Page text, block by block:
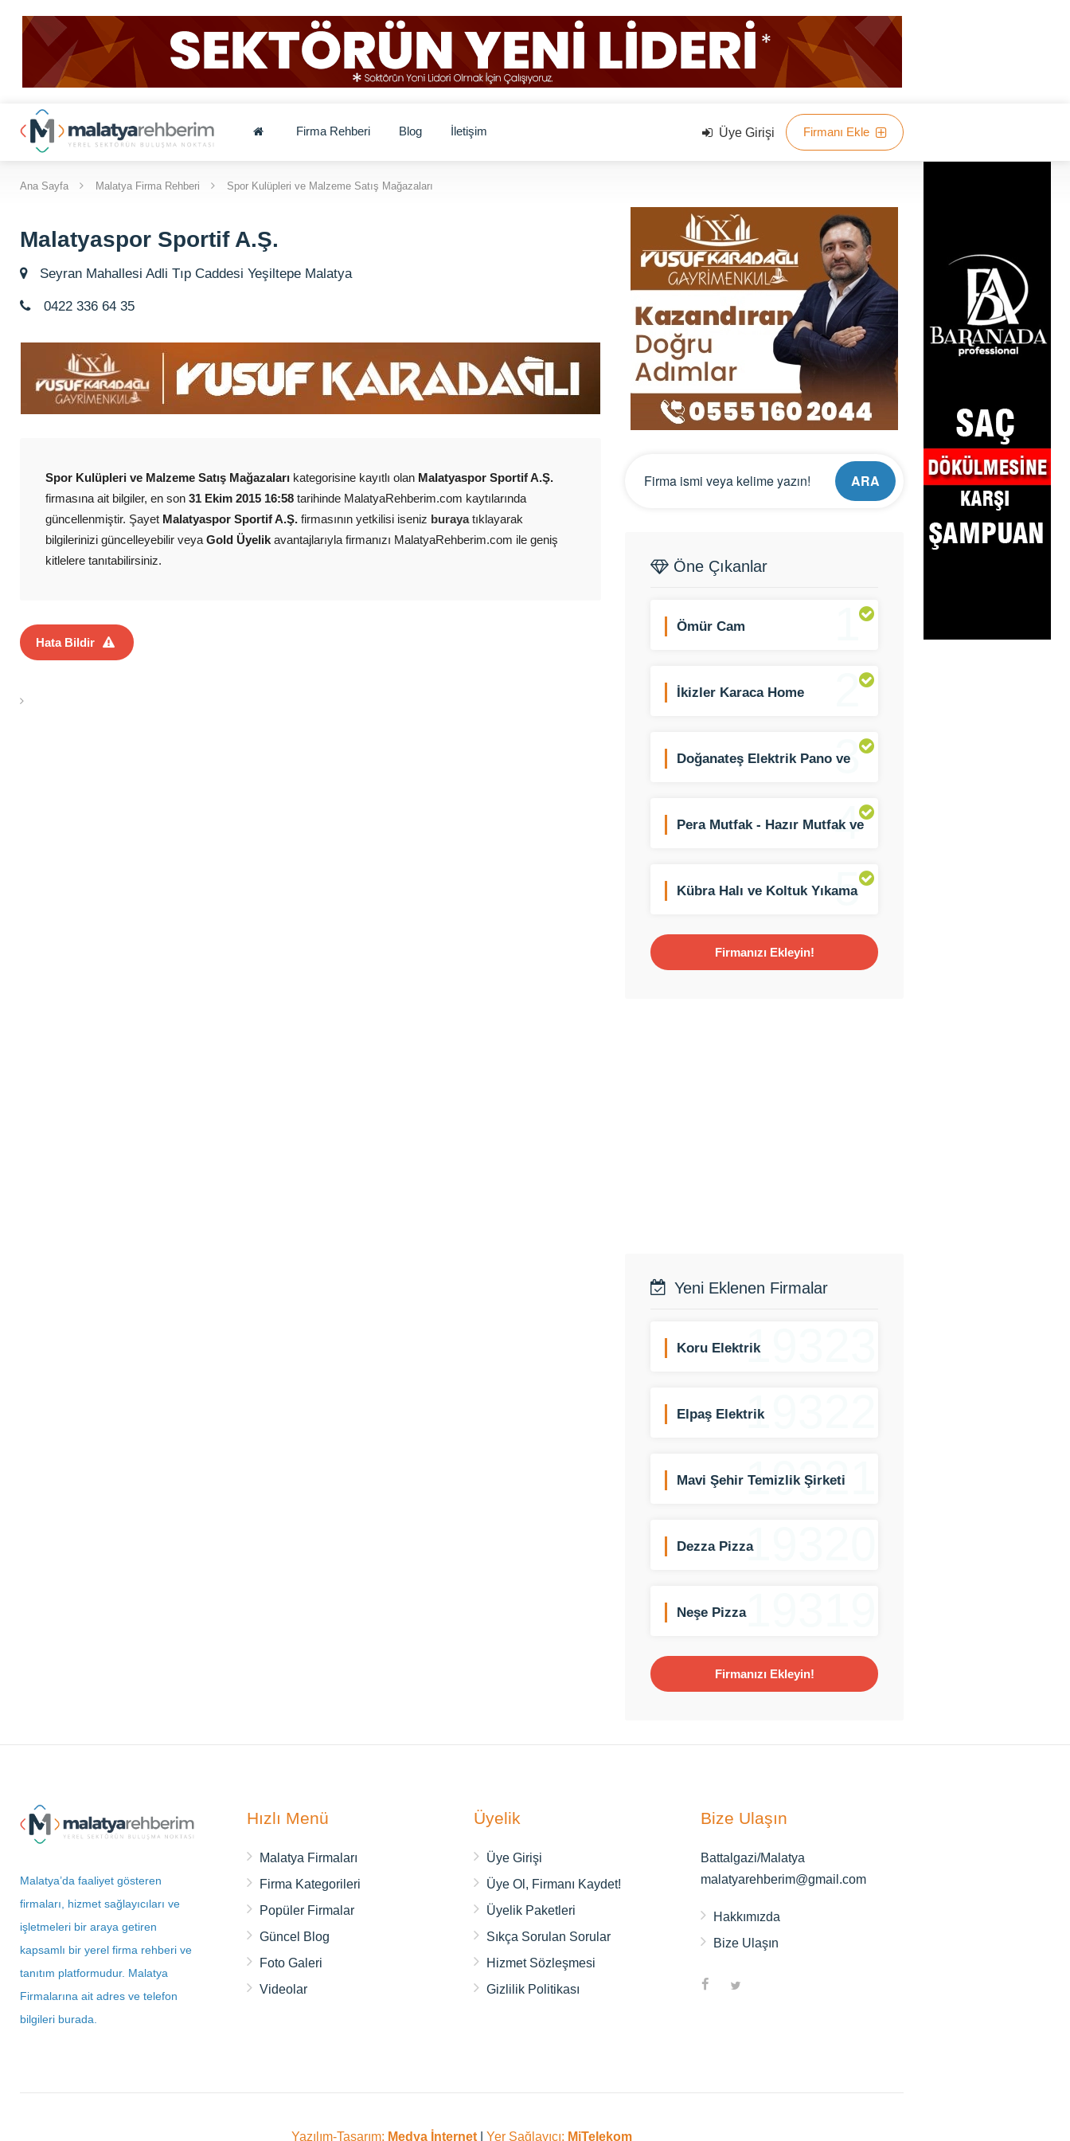
Firma Rehberi Blog İletişim Üye Girişi Firmanı Ekle
Ana Sayfa Malatya Firma Rehberi Spor Kulüpleri ve Malzeme Satış Mağazaları
Malatyaspor Sportif A.Ş.
Seyran Mahallesi Adli Tıp Caddesi Yeşiltepe Malatya
0422 336 64 35
Spor Kulüpleri ve Malzeme Satış Mağazaları kategorisine kayıtlı olan Malatyaspor Sportif A.Ş.
firmasına ait bilgiler, en son 31 Ekim 2015 16:58 tarihinde MalatyaRehberim.com kaytılarında
güncellenmiştir. Şayet Malatyaspor Sportif A.Ş. firmasının yetkilisi iseniz burayatıklayarak
bilgilerinizi güncelleyebilir veya Gold Üyelik avantajlarıyla firmanızı MalatyaRehberim.com ile geniş
kitlelere tanıtabilirsiniz.
Hata Bildir
ARA
Öne Çıkanlar
1
Ömür Cam
2
İkizler Karaca Home
3
Doğanateş Elektrik Pano ve
4
Pera Mutfak - Hazır Mutfak ve
5
Kübra Halı ve Koltuk Yıkama
Firmanızı Ekleyin!
Yeni Eklenen Firmalar
19323
Koru Elektrik
19322
Elpaş Elektrik
19321
Mavi Şehir Temizlik Şirketi
19320
Dezza Pizza
19319
Neşe Pizza
Firmanızı Ekleyin!
Malatya’da faaliyet gösteren
firmaları, hizmet sağlayıcıları ve
işletmeleri bir araya getiren
kapsamlı bir yerel firma rehberi ve
tanıtım platformudur. Malatya
Firmalarına ait adres ve telefon
bilgileri burada.
Hızlı Menü
Malatya Firmaları
Firma Kategorileri
Popüler Firmalar
Güncel Blog
Foto Galeri
Videolar
Üyelik
Üye Girişi
Üye Ol, Firmanı Kaydet!
Üyelik Paketleri
Sıkça Sorulan Sorular
Hizmet Sözleşmesi
Gizlilik Politikası
Bize Ulaşın
Battalgazi/Malatya
malatyarehberim@gmail.com
Hakkımızda
Bize Ulaşın
Yazılım-Tasarım: Medya İnternet Yer Sağlayıcı: MiTelekom